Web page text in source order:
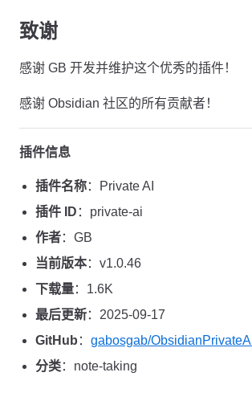
致谢
感谢 GB 开发并维护这个优秀的插件！
感谢 Obsidian 社区的所有贡献者！
插件信息
插件名称：Private AI
插件 ID ：private-ai
作者：GB
当前版本：v1.0.46
下载量：1.6K
最后更新：2025-09-17
GitHub ： gabosgab/ObsidianPrivateAI
分类：note-taking